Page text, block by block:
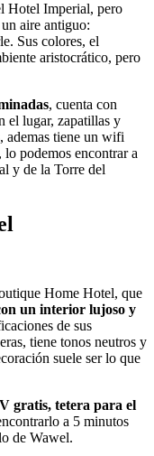
Hotel Imperial, pero
aire antiguo:
Sus colores, el
aristocrático, pero
, cuenta con
el lugar, zapatillas y
ademas tiene un wifi
podemos encontrar a
y de la Torre del
Home Hotel, que
un interior lujoso y
de sus
tiene tonos neutros y
suele ser lo que
gratis, tetera para el
a 5 minutos
de Wawel.